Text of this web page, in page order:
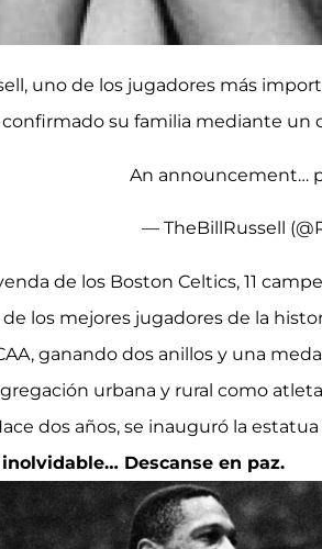
uno de los jugadores más
confirmado su familia mediante un
An announcement…
— TheBillRussell
de los Boston Celtics, 11
los mejores jugadores de la
ganando dos anillos y una
urbana y rural como
dos años, se inauguró la
Descanse en paz.